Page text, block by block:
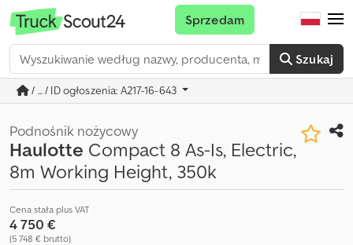
Szukaj
Sprzedam
/ ... / ID ogłoszenia: A217-16-643
Podnośnik nożycowy
Haulotte Compact 8 As-Is, Electric,
8m Working Height, 350k
Cena stała plus VAT
4 750 €
(5 748 € brutto)